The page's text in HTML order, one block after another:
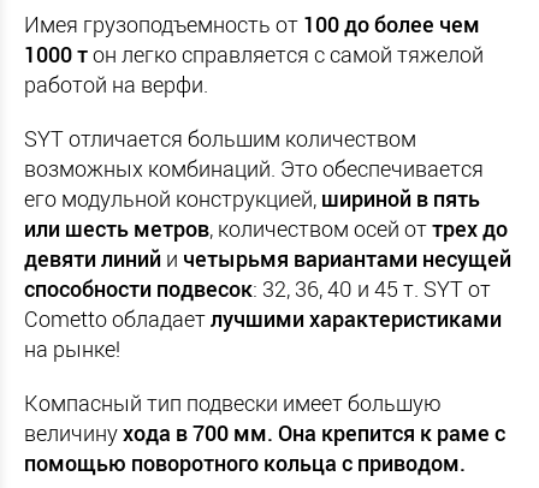
Имея грузоподъемность от 100 до более чем
1000 тон легко справляется с самой тяжелой
работой на верфи.
SYT отличается большим количеством
возможных комбинаций. Это обеспечивается
его модульной конструкцией, шириной в пять
или шесть метров, количеством осей оттрех до
девяти линий и четырьмя вариантами несущей
способности подвесок: 32, 36, 40 и 45 т. SYT от
Cometto обладаетлучшими характеристиками
на рынке!
Компасный тип подвески имеет большую
величинухода в 700 мм. Она крепится к раме с
помощью поворотного кольца с приводом.